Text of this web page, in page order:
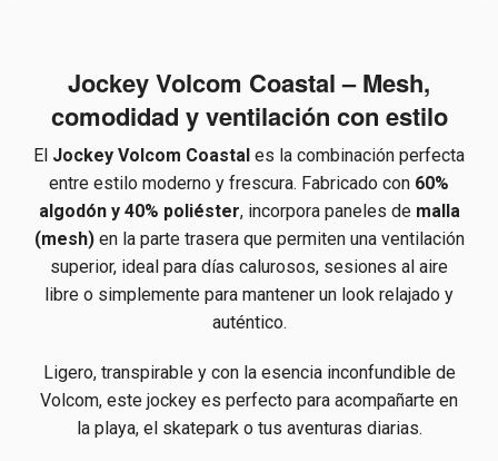
Jockey Volcom Coastal – Mesh,
comodidad y ventilación con estilo
El Jockey Volcom Coastal es la combinación perfecta
entre estilo moderno y frescura. Fabricado con 60%
algodón y 40% poliéster, incorpora paneles de malla
(mesh)en la parte trasera que permiten una ventilación
superior, ideal para días calurosos, sesiones al aire
libre o simplemente para mantener un look relajado y
auténtico.
Ligero, transpirable y con la esencia inconfundible de
Volcom, este jockey es perfecto para acompañarte en
la playa, el skatepark o tus aventuras diarias.